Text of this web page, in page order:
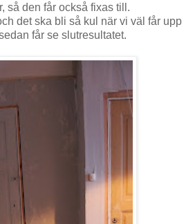
så den får också fixas till.
det ska bli så kul när vi väl får upp
får se slutresultatet.